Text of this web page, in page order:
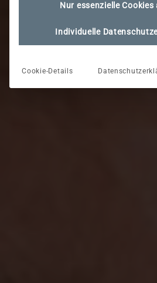
Nur essenzielle Cookies
Individuelle
Cookie-Details